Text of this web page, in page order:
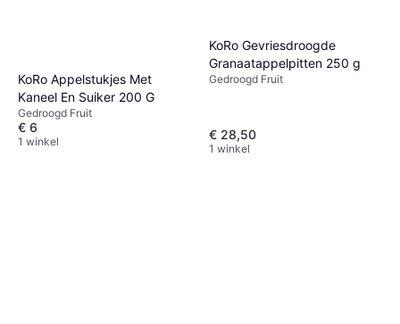
KoRo Appelstukjes Met
Kaneel En Suiker 200 G
Gedroogd Fruit
€ 6
1 winkel
KoRo Gevriesdroogde
Granaatappelpitten 250 g
Gedroogd Fruit
€ 28,50
1 winkel